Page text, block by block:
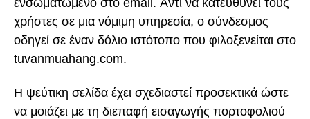
ενσωματωμένο στο email. Αντί να κατευθύνει τους
χρήστες σε μια νόμιμη υπηρεσία, ο σύνδεσμος
οδηγεί σε έναν δόλιο ιστότοπο που φιλοξενείται στο
tuvanmuahang.com.
Η ψεύτικη σελίδα έχει σχεδιαστεί προσεκτικά ώστε
να μοιάζει με τη διεπαφή εισαγωγής πορτοφολιού